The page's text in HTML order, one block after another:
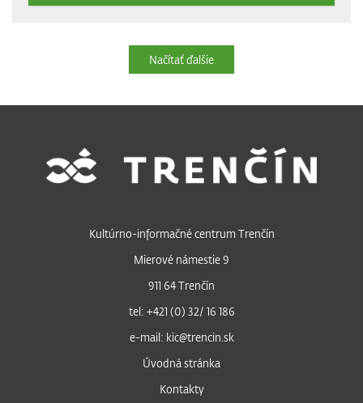
Načítať ďalšie
Kultúrno-informačné centrum Trenčín
Mierové námestie 9
911 64 Trenčín
tel: +421 (0) 32/ 16 186
e-mail: kic@trencin.sk
Úvodná stránka
Kontakty